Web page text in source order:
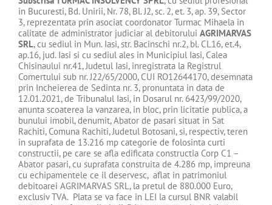
in Bucuresti, Bd. Unirii, Nr. 78, Bl. J2, sc. 2, et. 3, ap. 39, Sector
3, reprezentata prin asociat coordonator Turmac Mihaela in
calitate de administrator judiciar al debitorului AGRIMARVAS
SRL, cu sediul in Mun. Iasi, str. Bacinschi nr.2, bl. CL16, et.4,
ap.16, jud. Iasi si cu sediul ales in Municipiul Iasi, Calea
Chisinaului nr.41, Judetul Iasi, inregistrata la Registrul
Comertului sub nr. J22/65/2000, CUI RO12644170, desemnata
prin Incheierea de Sedinta nr. 3, pronuntata in data de
12.01.2021, de Tribunalul Iasi, in Dosarul nr. 6423/99/2020,
anunta scoaterea la vanzarea, in bloc, prin licitatie publica, a
bunului imobil, denumit, Abator de pasari situat in Sat
Rachiti, Comuna Rachiti, Judetul Botosani, si, respectiv, teren
in suprafata de 13.216 mp categorie de folosinta curti
constructii, pe care se afla edificata constructia Corp C1 –
Abator pasari, cu suprafata construita de 4.286 mp, impreuna
cu echipamentele ce il deservesc, aflat in patrimoniul
debitoarei AGRIMARVAS SRL, la pretul de 880.000 Euro,
exclusiv TVA. Plata se va face in LEI la cursul BNR valabil